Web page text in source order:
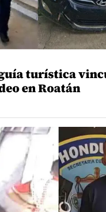
turística
en Roatán